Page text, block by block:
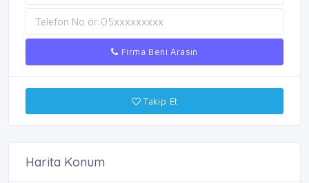
Firma Beni Arasın
Takip Et
Harita Konum